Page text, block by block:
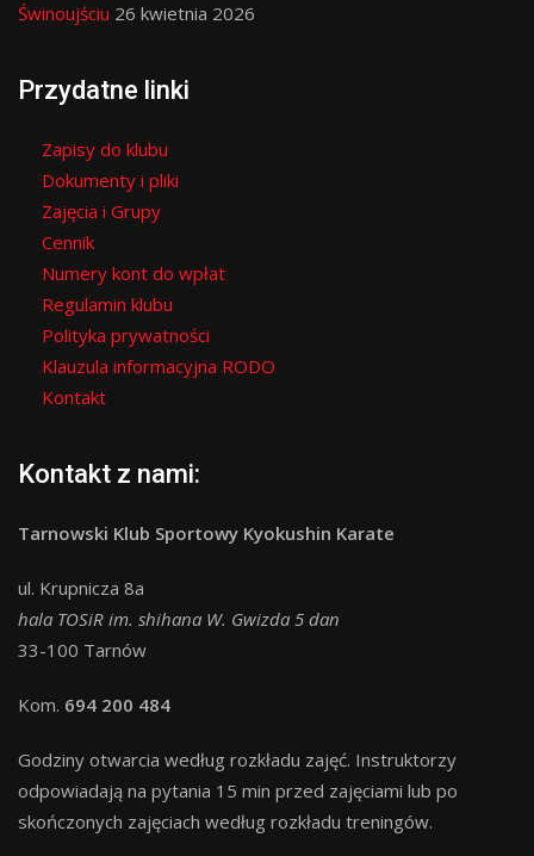
Świnoujściu 26 kwietnia 2026
Przydatne linki
Zapisy do klubu
Dokumenty i pliki
Zajęcia i Grupy
Cennik
Numery kont do wpłat
Regulamin klubu
Polityka prywatności
Klauzula informacyjna RODO
Kontakt
Kontakt z nami:
Tarnowski Klub Sportowy Kyokushin Karate
ul. Krupnicza 8a
hala TOSiR im. shihana W. Gwizda 5 dan
33-100 Tarnów
Kom. 694 200 484
Godziny otwarcia według rozkładu zajęć. Instruktorzy
odpowiadają na pytania 15 min przed zajęciami lub po
skończonych zajęciach według rozkładu treningów.